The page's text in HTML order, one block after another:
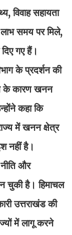
विवाह सहायता
समय पर मिले,
गए हैं।
के प्रदर्शन की
के कारण खनन
कहा कि
में खनन क्षेत्र
नहीं है।
और
चुकी है। हिमाचल
उत्तराखंड की
में लागू करने